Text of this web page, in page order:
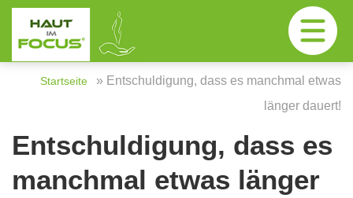
Startseite » Entschuldigung, dass es manchmal etwas
länger dauert!
Entschuldigung, dass es
manchmal etwas länger